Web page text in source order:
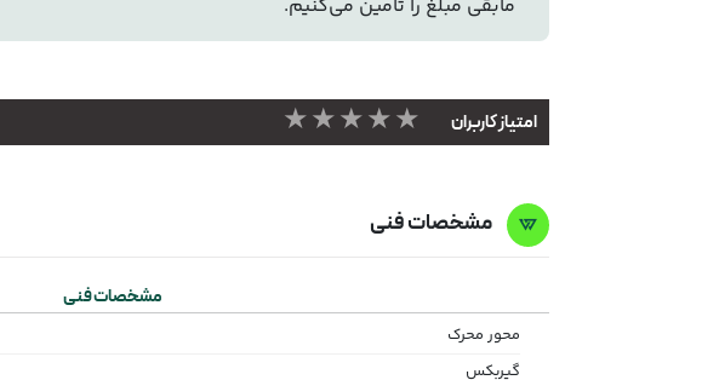
مابقی مبلغ را تامین می‌کنیم.
امتیاز کاربران ★★★★★
مشخصات فنی
مشخصات فنی
محور محرک
گیربکس